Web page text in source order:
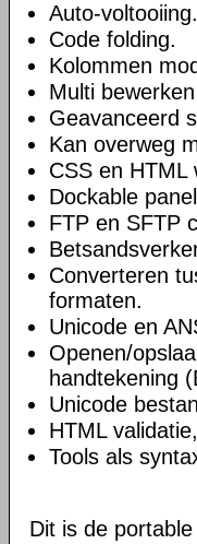
Auto-voltooiing.
Code folding.
Kolommen
Multi
Geavanceerd
Kan overweg
CSS en HTML
Dockable
FTP en SFTP
Converteren
formaten.
Unicode en
Openen/
handtekening
Unicode
HTML
Tools als
Dit is de